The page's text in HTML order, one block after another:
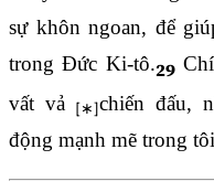
sự khôn ngoan, để
trong Đức Ki-tô.29
vất vả
chiến đấu,
động mạnh mẽ trong